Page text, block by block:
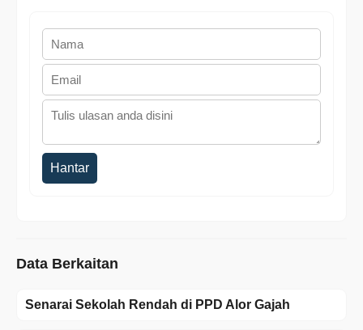
Hantar
Data Berkaitan
Senarai Sekolah Rendah di PPD Alor Gajah